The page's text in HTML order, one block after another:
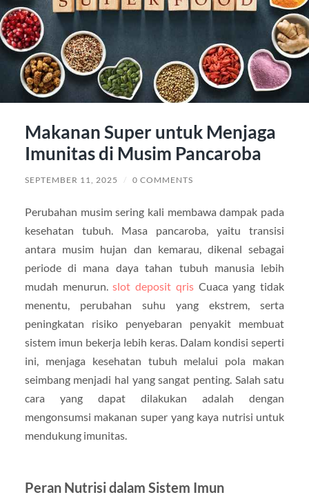
Makanan Super untuk Menjaga
Imunitas di Musim Pancaroba
SEPTEMBER 11, 2025 / 0 COMMENTS
Perubahan musim sering kali membawa dampak pada
kesehatan tubuh. Masa pancaroba, yaitu transisi
antara musim hujan dan kemarau, dikenal sebagai
periode di mana daya tahan tubuh manusia lebih
mudah menurun.slot deposit qrisCuaca yang tidak
menentu, perubahan suhu yang ekstrem, serta
peningkatan risiko penyebaran penyakit membuat
sistem imun bekerja lebih keras. Dalam kondisi seperti
ini, menjaga kesehatan tubuh melalui pola makan
seimbang menjadi hal yang sangat penting. Salah satu
cara yang dapat dilakukan adalah dengan
mengonsumsi makanan super yang kaya nutrisi untuk
mendukung imunitas.
Peran Nutrisi dalam Sistem Imun